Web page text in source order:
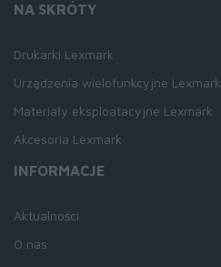
NA SKRÓTY
Drukarki Lexmark
Urządzenia wielofunkcyjne Lexmark
Materiały eksploatacyjne Lexmark
Akcesoria Lexmark
INFORMACJE
Aktualności
O nas